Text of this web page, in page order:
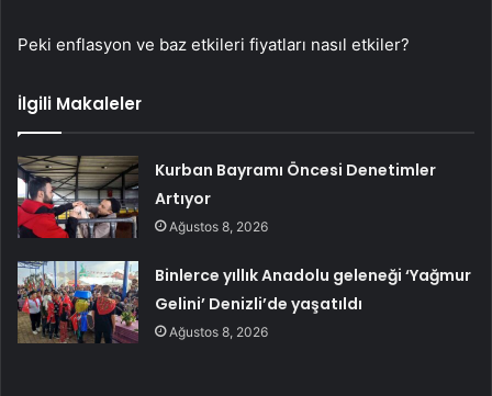
Peki enflasyon ve baz etkileri fiyatları nasıl etkiler?
İlgili Makaleler
Kurban Bayramı Öncesi Denetimler
Artıyor
Ağustos 8, 2026
Binlerce yıllık Anadolu geleneği ‘Yağmur
Gelini’ Denizli’de yaşatıldı
Ağustos 8, 2026